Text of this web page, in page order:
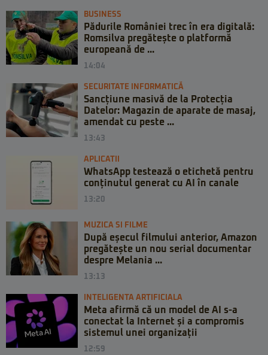
BUSINESS
Pădurile României trec în era digitală:
Romsilva pregătește o platformă
europeană de ...
14:04
SECURITATE INFORMATICĂ
Sancțiune masivă de la Protecția
Datelor: Magazin de aparate de masaj,
amendat cu peste ...
13:43
APLICATII
WhatsApp testează o etichetă pentru
conținutul generat cu AI în canale
13:20
MUZICA SI FILME
După eșecul filmului anterior, Amazon
pregătește un nou serial documentar
despre Melania ...
13:13
INTELIGENTA ARTIFICIALA
Meta afirmă că un model de AI s-a
conectat la Internet și a compromis
sistemul unei organizații
12:59